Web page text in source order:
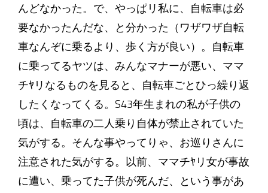
んどなかった。で、やっぱリ私に、自転車は必
要なかったんだな、と分かった（ワザワザ自転
車なんぞに乗るより、歩く方が良い）。自転車
に乗ってるヤツは、みんなマナーが悪い、ママ
チﾔリなるものを見ると、自転車ごとひっ繰り返
したくなってくる。S43年生まれの私が子供の
頃は、自転車の二人乗り自体が禁止されていた
気がする。そんな事やってりゃ、お巡りさんに
注意された気がする。以前、ママチﾔリ女が事故
に遭い、乗ってた子供が死んだ、という事があ